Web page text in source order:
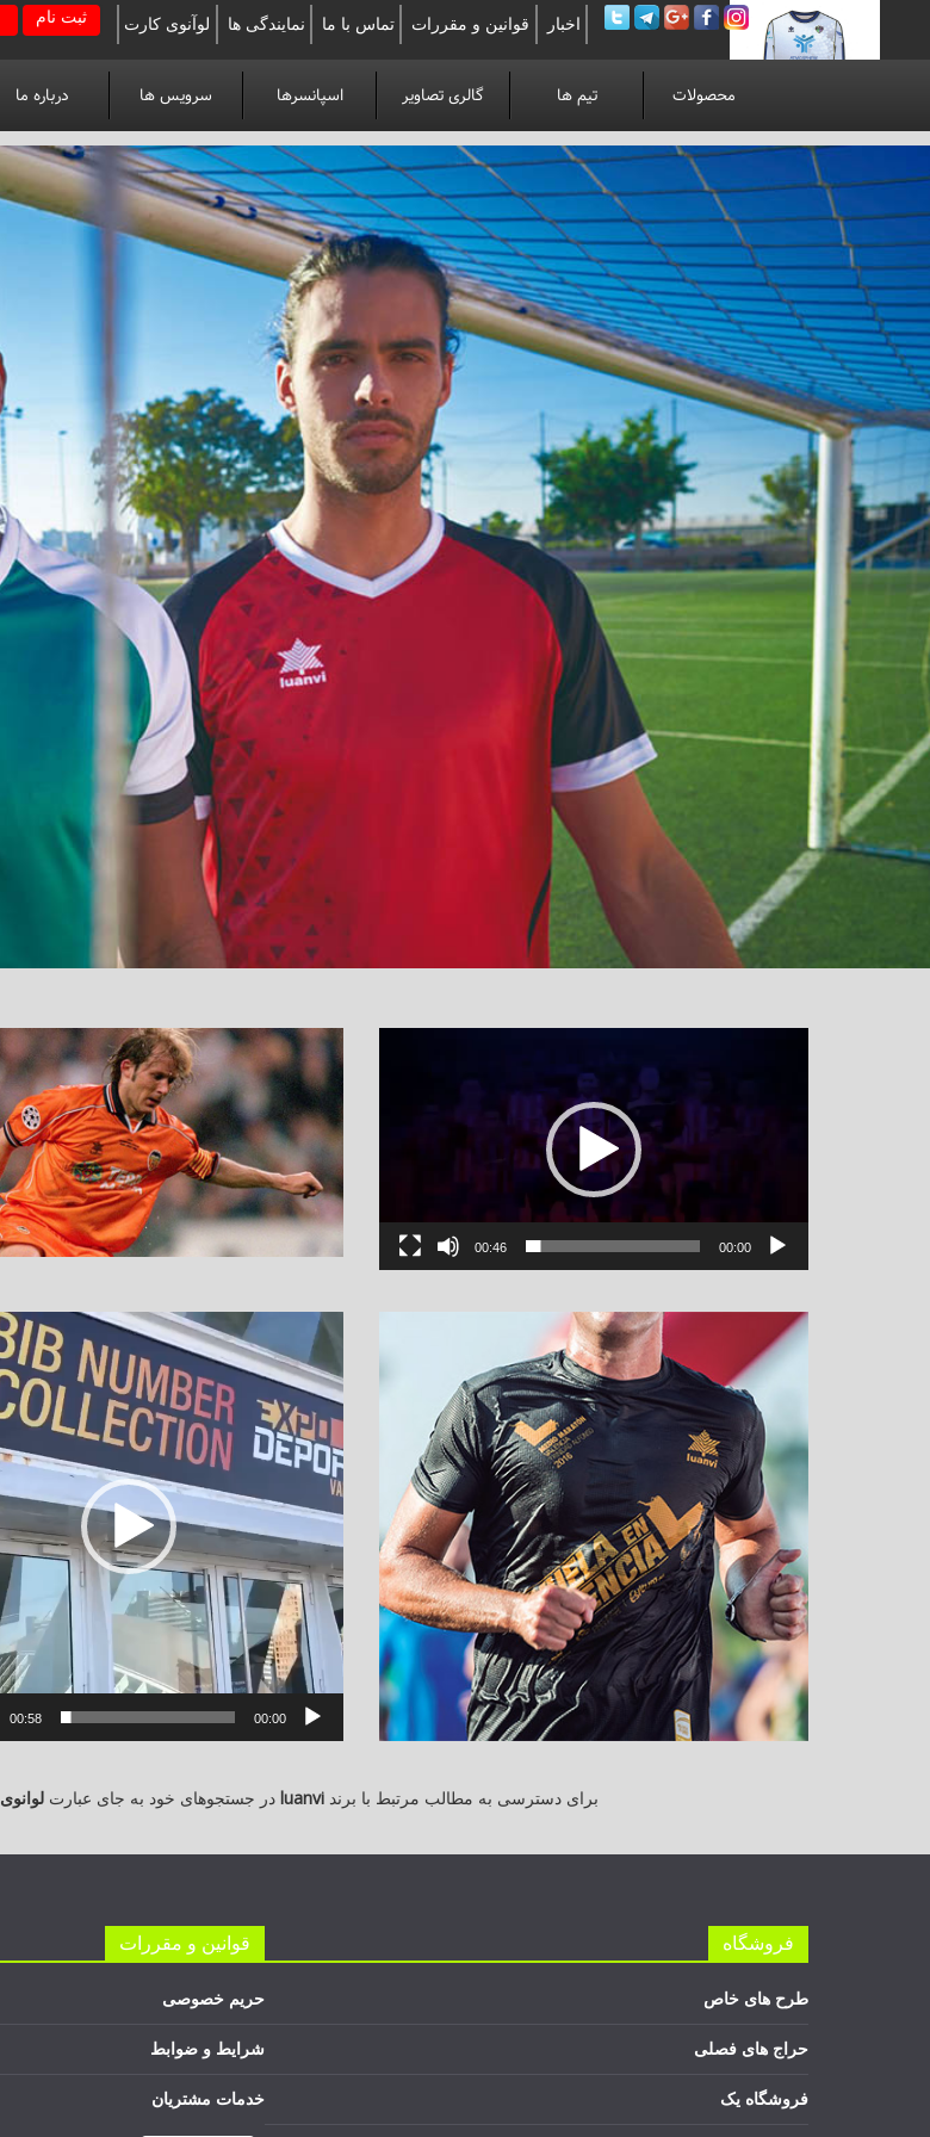
لوآنوی
اخبار قوانین و مقررات تماس با ما نمایندگی ها لوآنوی کارت ثبت نام
محصولات تیم ها گالری تصاویر اسپانسرها سرویس ها درباره ما
00:00
00:46
نمایشگر
ویدیو
00:00
00:58
برای دسترسی به مطالب مرتبط با برند luanvi در جستجوهای خود به جای عبارت لوانوی
فروشگاه
طرح های خاص
حراج های فصلی
فروشگاه یک
قوانین و مقررات
حریم خصوصی
شرایط و ضوابط
خدمات مشتریان